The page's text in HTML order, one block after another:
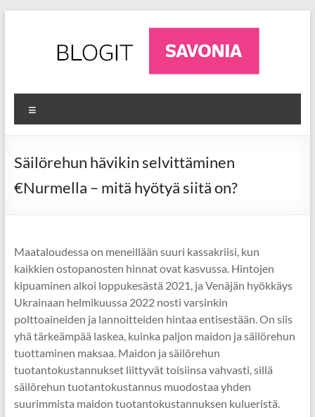
AgriFuture
Iisalmi
Ajankohtaista
luonnonvara-
alalta
Säilörehun hävikin selvittäminen
€Nurmella – mitä hyötyä siitä on?
Maataloudessa on meneillään suuri kassakriisi, kun
kaikkien ostopanosten hinnat ovat kasvussa. Hintojen
kipuaminen alkoi loppukesästä 2021, ja Venäjän hyökkäys
Ukrainaan helmikuussa 2022 nosti varsinkin
polttoaineiden ja lannoitteiden hintaa entisestään. On siis
yhä tärkeämpää laskea, kuinka paljon maidon ja säilörehun
tuottaminen maksaa. Maidon ja säilörehun
tuotantokustannukset liittyvät toisiinsa vahvasti, sillä
säilörehun tuotantokustannus muodostaa yhden
suurimmista maidon tuotantokustannuksen kulueristä.